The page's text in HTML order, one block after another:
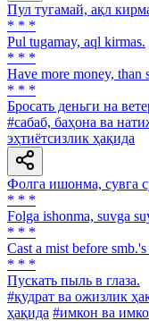
Пул тугамай, ақл
* * *
Pul tugamay, aql kirmas.
* * *
Have more money, than
* * *
Бросать деньги на
#сабаб, баҳона ва
эҳтиётсизлик ҳақида
Фолга ишонма, сувга
* * *
Folga ishonma, suvga
* * *
Cast a mist before smb.'s
* * *
Пускать пыль в глаза.
#қудрат ва ожизлик
ҳақида #имкон ва